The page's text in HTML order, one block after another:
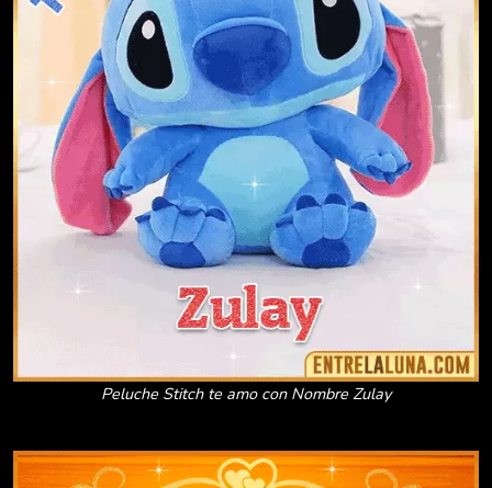
Peluche Stitch te amo con Nombre Zulay